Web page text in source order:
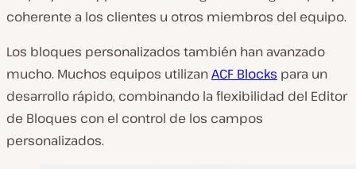
coherente a los clientes u otros miembros del equipo.
Los bloques personalizados también han avanzado
mucho. Muchos equipos utilizanACF Blocks para un
desarrollo rápido, combinando la flexibilidad del Editor
de Bloques con el control de los campos
personalizados.